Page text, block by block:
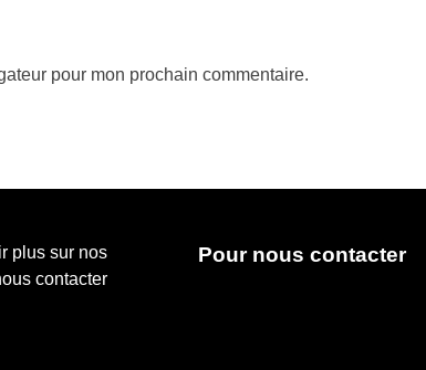
pour mon prochain commentaire.
plus sur nos
contacter
Pour nous contacter